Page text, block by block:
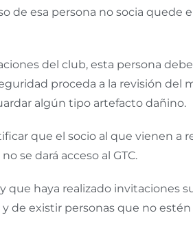
de esa persona no socia quede
del club, esta persona
proceda a la revisión del
algún tipo artefacto dañino.
que el socio al que vienen a
se dará acceso al GTC.
haya realizado invitaciones
de existir personas que no